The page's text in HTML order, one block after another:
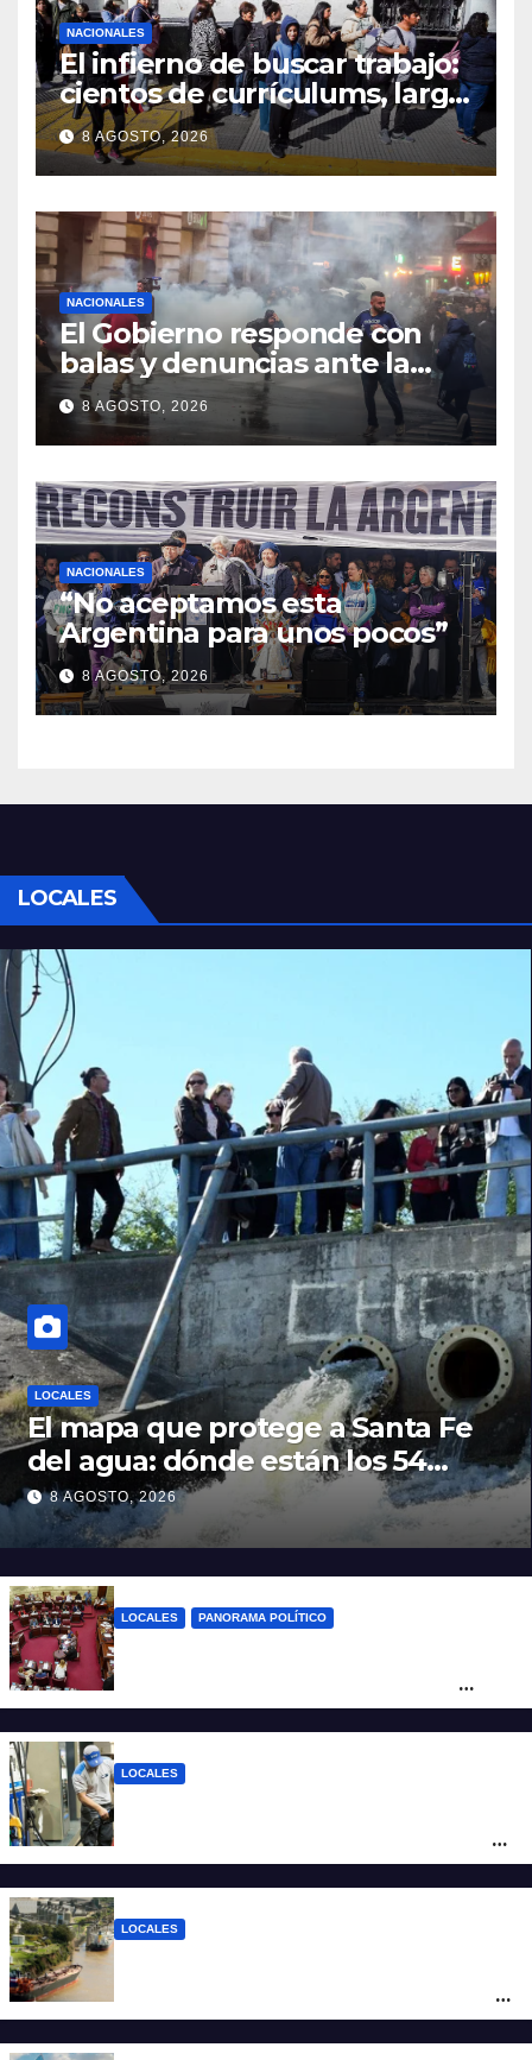
NACIONALES
El infierno de buscar trabajo:
cientos de currículums, larga
espera y menos puestos
registrados
8 AGOSTO, 2026
NACIONALES
El Gobierno responde con
balas y denuncias ante la
protesta
8 AGOSTO, 2026
NACIONALES
“No aceptamos esta
Argentina para unos pocos”
8 AGOSTO, 2026
LOCALES
LOCALES
El mapa que protege a Santa Fe
del agua: dónde están los 54
puntos de bombeo
8 AGOSTO, 2026
LOCALES PANORAMA POLÍTICO
Santa Fe
LOCALES
ciudad de Santa Fe: la nafta súper superó
los $2.100 y llenar el tanque cuesta más
LOCALES
posicionar los puertos del sur de Santa Fe
como salida para las exportaciones